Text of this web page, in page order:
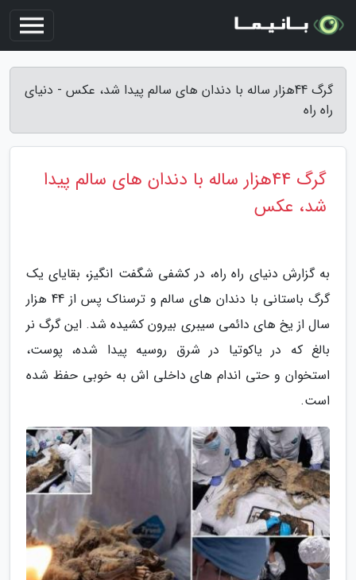
گرگ 44هزار ساله با دندان های سالم پیدا شد، عکس - دنیای
راه راه
گرگ 44هزار ساله با دندان های سالم پیدا
شد، عکس
به گزارش دنیای راه راه، در کشفی شگفت انگیز، بقایای یک
گرگ باستانی با دندان های سالم و ترسناک پس از 44 هزار
سال از یخ های دائمی سیبری بیرون کشیده شد. این گرگ نر
بالغ که در یاکوتیا در شرق روسیه پیدا شده، پوست،
استخوان و حتی اندام های داخلی اش به خوبی حفظ شده
است.